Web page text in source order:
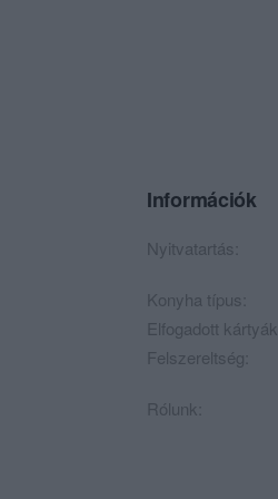
Információk
Nyitvatartás:
Konyha típus:
Elfogadott kártyák:
Felszereltség:
Rólunk: